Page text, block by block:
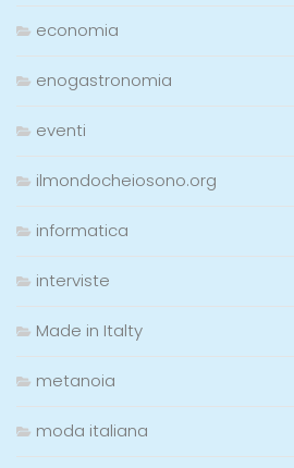
economia
enogastronomia
eventi
ilmondocheiosono.org
informatica
interviste
Made in Italty
metanoia
moda italiana